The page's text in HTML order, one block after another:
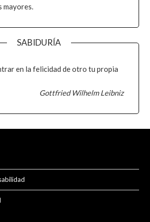
mayores.
SABIDURÍA
en la felicidad de otro tu propia
Gottfried Wilhelm Leibniz